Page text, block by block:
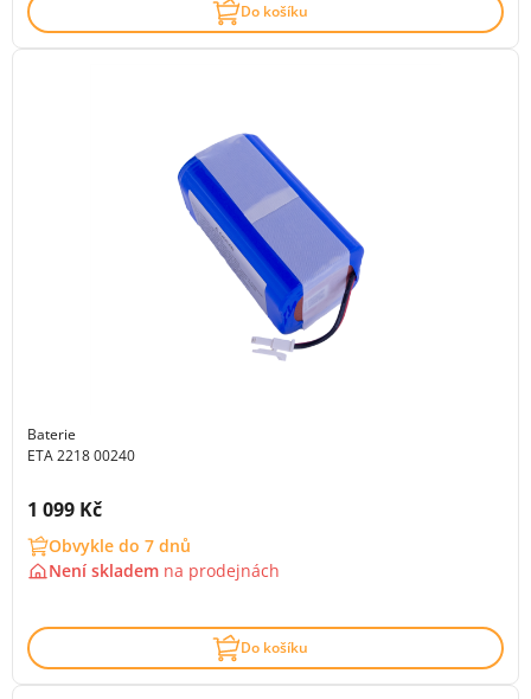
Do košíku
Baterie
ETA 2218 00240
Cena s DPH:
1 099 Kč
Obvykle do 7 dnů
Není skladem na prodejnách
Do košíku